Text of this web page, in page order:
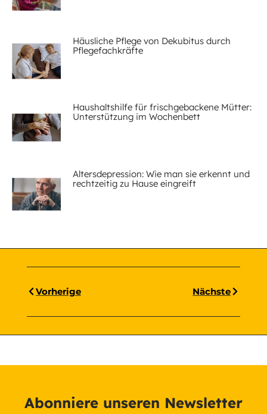
Häusliche Pflege von Dekubitus durch
Pflegefachkräfte
Haushaltshilfe für frischgebackene Mütter:
Unterstützung im Wochenbett
Altersdepression: Wie man sie erkennt und
rechtzeitig zu Hause eingreift
Vorherige Nächste
Abonniere unseren Newsletter